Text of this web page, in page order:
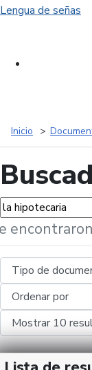
Lengua de señas
Inicio